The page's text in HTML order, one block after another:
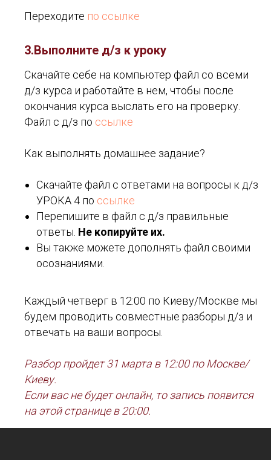
Переходите по ссылке
3.Выполните д/з к уроку
Скачайте себе на компьютер файл со всеми
д/з курса и работайте в нем, чтобы после
окончания курса выслать его на проверку.
Файл с д/з по ссылке
Как выполнять домашнее задание?
Скачайте файл с ответами на вопросы к д/з
УРОКА 4 по ссылке
Перепишите в файл с д/з правильные
ответы. Не копируйте их.
Вы также можете дополнять файл своими
осознаниями.
Каждый четверг в 12:00 по Киеву/Москве мы
будем проводить совместные разборы д/з и
отвечать на ваши вопросы.
Разбор пройдет 31 марта в 12:00 по Москве/
Киеву.
Если вас не будет онлайн, то запись появится
на этой странице в 20:00.